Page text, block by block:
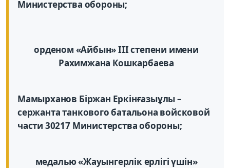
Министерства обороны;
орденом «Айбын» III степени имени
Рахимжана Кошкарбаева
Мамырханов Біржан Еркінғазыұлы –
сержанта танкового батальона войсковой
части 30217 Министерства обороны;
медалью «Жауынгерлік ерлігі үшін»